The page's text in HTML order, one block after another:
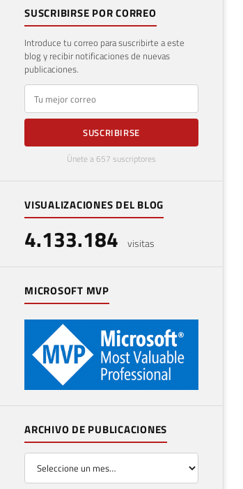
SUSCRIBIRSE POR CORREO
Introduce tu correo para suscribirte a este
blog y recibir notificaciones de nuevas
publicaciones.
E-mail
SUSCRIBIRSE
Únete a 657 suscriptores
VISUALIZACIONES DEL BLOG
4.133.184 visitas
MICROSOFT MVP
ARCHIVO DE PUBLICACIONES